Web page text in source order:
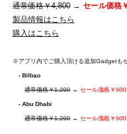
通常価格￥4,800→ セール価格
製品情報はこちら
購入はこちら
※アプリ内でご購入頂ける追加Gadgetも
- Bilbao
通常価格￥1,200→ セール価格￥600
- Abu Dhabi
通常価格￥1,200→ セール価格￥600